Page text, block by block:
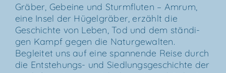
Grä­ber, Gebei­ne und Sturm­flu­ten – Amrum,
eine Insel der Hügel­grä­ber, erzählt die
Geschich­te von Leben, Tod und dem stän­di­
gen Kampf gegen die Natur­ge­wal­ten.
Beglei­tet uns auf eine span­nen­de Rei­se durch
die Ent­s­te­hungs- und Sied­lungs­ge­schich­te der